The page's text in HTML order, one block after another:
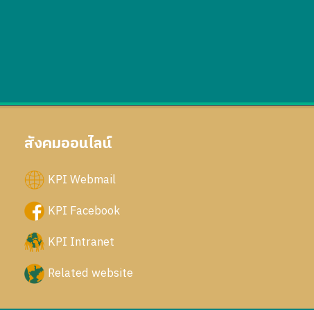
สังคมออนไลน์
KPI Webmail
KPI Facebook
KPI Intranet
Related website